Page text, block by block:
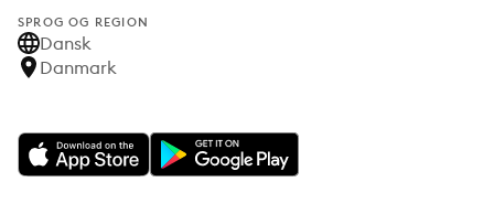
SPROG OG REGION
Dansk
Danmark